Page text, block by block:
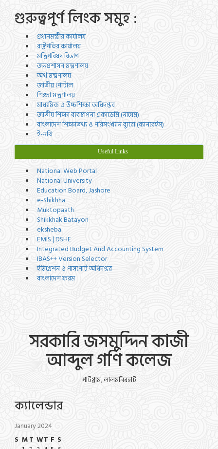
গুরুত্বপুর্ণ লিংক সমুহ :
প্রধানমন্ত্রীর কার্যালয়
রাষ্ট্রপতির কার্যালয়
মন্ত্রিপরিষদ বিভাগ
জনপ্রশাসন মন্ত্রণালয়
অর্থ মন্ত্রণালয়
জাতীয় পোর্টাল
শিক্ষা মন্ত্রণালয়
মাধ্যমিক ও উচ্চশিক্ষা অধিদপ্তর
জাতীয় শিক্ষা ব্যবস্থাপনা একাডেমি (নায়েম)
বাংলাদেশ শিক্ষাতথ্য ও পরিসংখ্যান ব্যুরো (ব্যানবেইস)
ই-নথি
Useful Links
National Web Portal
National University
Education Board, Jashore
e-Shikhha
Muktopaath
Shikkhak Batayon
eksheba
EMIS | DSHE
Integrated Budget And Accounting System
IBAS++ Version Selector
ইমিগ্রেশন ও পাসপোর্ট অধিদপ্তর
বাংলাদেশ ফরম
সরকারি জসমুদ্দিন কাজী
আব্দুল গণি কলেজ
পাটগ্রাম, লালমনিরহাট
ক্যালেন্ডার
January 2024
S MT WT F S